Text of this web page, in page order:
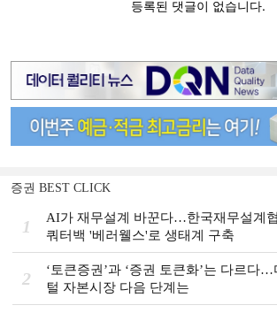
증권 BEST CLICK
1
AI가 재무설계 바꾼다…한국재무설계
쿼터백 '베러웰스'로 생태계 구축
2
‘토큰증권’과 ‘증권 토큰화’는 다르다…
털 자본시장 다음 단계는